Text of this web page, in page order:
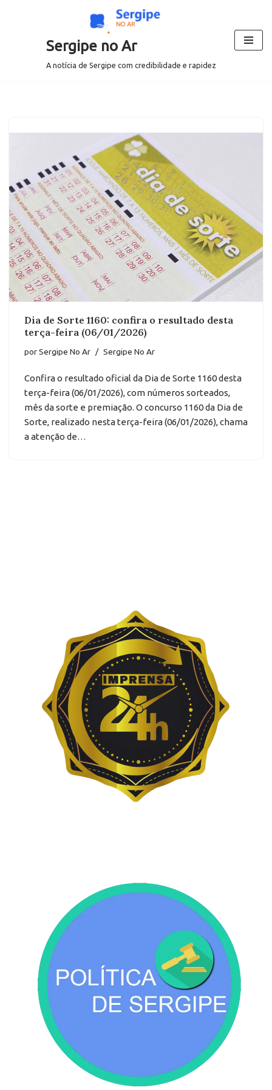
Sergipe no Ar
A notícia de Sergipe com credibilidade e rapidez
Dia de Sorte 1160: confira o resultado desta
terça-feira (06/01/2026)
porSergipe No Ar Sergipe No Ar
Confira o resultado oficial da Dia de Sorte 1160 desta
terça-feira (06/01/2026), com números sorteados,
mês da sorte e premiação. O concurso 1160 da Dia de
Sorte, realizado nesta terça-feira (06/01/2026), chama
a atenção de…